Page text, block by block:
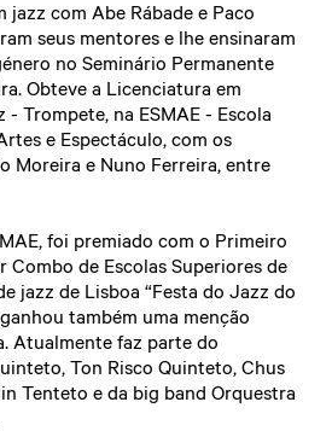
jazz com Abe Rábade e Paco
seus mentores e lhe ensinaram
no Seminário Permanente
Obteve a Licenciatura em
- Trompete, na ESMAE - Escola
e Espectáculo, com os
Moreira e Nuno Ferreira, entre
foi premiado com o Primeiro
Combo de Escolas Superiores de
jazz de Lisboa “Festa do Jazz do
também uma menção
Atualmente faz parte do
Ton Risco Quinteto, Chus
Tenteto e da big band Orquestra